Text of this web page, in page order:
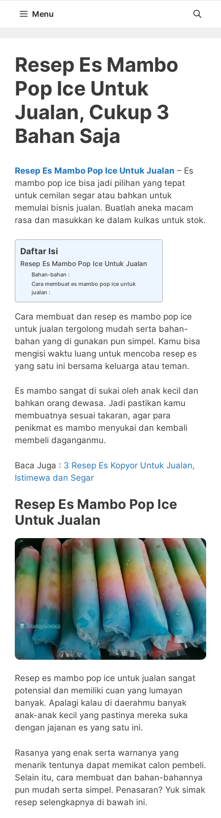
isi
Menu
Resep Es Mambo
Pop Ice Untuk
Jualan, Cukup 3
Bahan Saja
Resep Es Mambo Pop Ice Untuk Jualan – Es
mambo pop ice bisa jadi pilihan yang tepat
untuk cemilan segar atau bahkan untuk
memulai bisnis jualan. Buatlah aneka macam
rasa dan masukkan ke dalam kulkas untuk stok.
Daftar Isi
Resep Es Mambo Pop Ice Untuk Jualan
Bahan-bahan :
Cara membuat es mambo pop ice untuk
jualan :
Cara membuat dan resep es mambo pop ice
untuk jualan tergolong mudah serta bahan-
bahan yang di gunakan pun simpel. Kamu bisa
mengisi waktu luang untuk mencoba resep es
yang satu ini bersama keluarga atau teman.
Es mambo sangat di sukai oleh anak kecil dan
bahkan orang dewasa. Jadi pastikan kamu
membuatnya sesuai takaran, agar para
penikmat es mambo menyukai dan kembali
membeli daganganmu.
Baca Juga : 3 Resep Es Kopyor Untuk Jualan,
Istimewa dan Segar
Resep Es Mambo Pop Ice
Untuk Jualan
Resep es mambo pop ice untuk jualan sangat
potensial dan memiliki cuan yang lumayan
banyak. Apalagi kalau di daerahmu banyak
anak-anak kecil yang pastinya mereka suka
dengan jajanan es yang satu ini.
Rasanya yang enak serta warnanya yang
menarik tentunya dapat memikat calon pembeli.
Selain itu, cara membuat dan bahan-bahannya
pun mudah serta simpel. Penasaran? Yuk simak
resep selengkapnya di bawah ini.